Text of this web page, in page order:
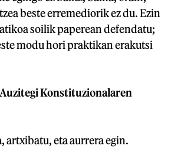
beste erremediorik ez du. Ezin
soilik paperean defendatu;
modu hori praktikan erakutsi
Konstituzionalaren
artxibatu, eta aurrera egin.